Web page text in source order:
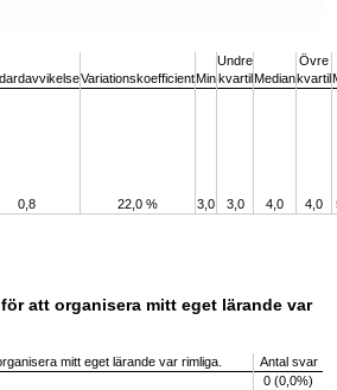
VariationskoefficientMin
Undre
kvartilMedian
Övre
kvartil
0,8 22,0 % 3,0 3,0 4,0 4,0
att organisera mitt eget lärande var
mitt eget lärande var rimliga.
Antal svar
0 (0,0%)